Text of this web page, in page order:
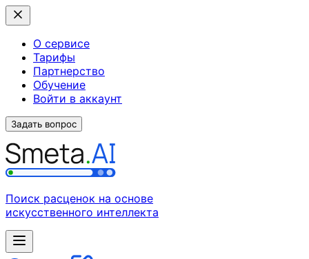
О сервисе
Тарифы
Партнерство
Обучение
Войти в аккаунт
Задать вопрос
Поиск расценок на основе
искусственного интеллекта